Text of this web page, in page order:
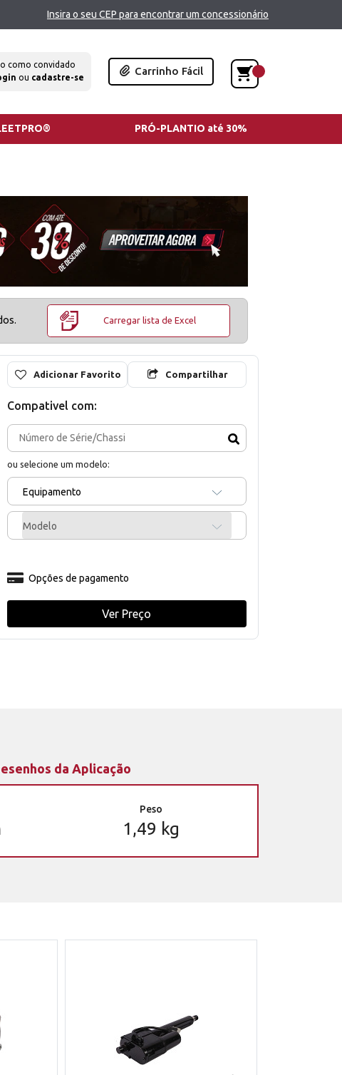
Insira o seu CEP para encontrar um concessionário
como convidado
ou cadastre-se
Carrinho Fácil
PRÓ-PLANTIO até 30%
Carregar lista de Excel
Adicionar Favorito Compartilhar
Compativel com:
ou selecione um modelo:
Equipamento
Modelo
Opções de pagamento
Ver Preço
da Aplicação
Peso
1,49 kg